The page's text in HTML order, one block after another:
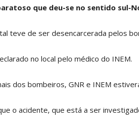
que deu-se no sentido sul-
teve de ser desencarcerada pelos
no local pelo médico do INEM.
dos bombeiros, GNR e INEM
o acidente, que está a ser